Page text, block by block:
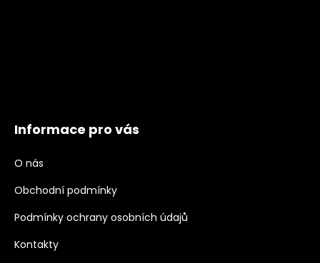
Informace pro vás
O nás
Obchodní podmínky
Podmínky ochrany osobních údajů
Kontakty